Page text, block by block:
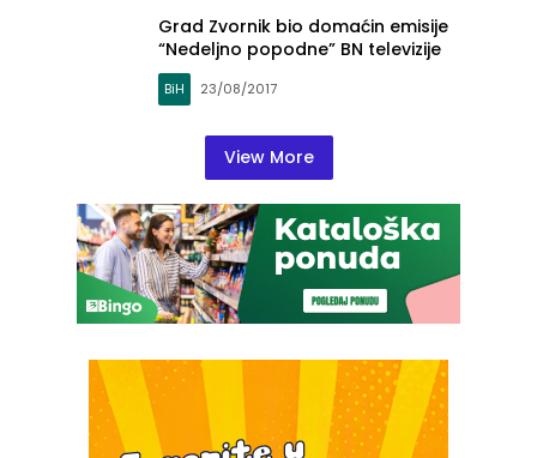
Grad Zvornik bio domaćin emisije
“Nedeljno popodne” BN televizije
BiH 23/08/2017
View More